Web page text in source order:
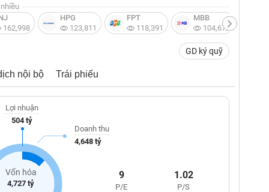
162,998
HPG
123,811
FPT
118,391
MBB
104,672
GD ký quỹ
nội bộ Trái phiếu
Vốn hóa
4,727 tỷ
Lợi nhuận
504 tỷ
Doanh thu
4,648 tỷ
9
P/E
1.02
P/S